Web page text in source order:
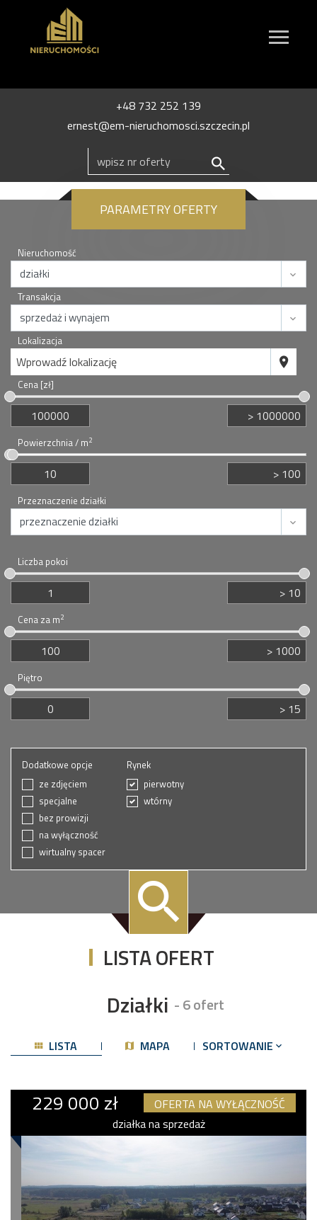
+48 732 252 139
ernest@em-nieruchomosci.szczecin.pl
PARAMETRY OFERTY
Nieruchomość
Transakcja
Lokalizacja
Wprowadź lokalizację
Cena [zł]
Powierzchnia / m2
Przeznaczenie działki
Liczba pokoi
Cena za m2
Piętro
Dodatkowe opcje
ze zdjęciem
specjalne
bez prowizji
na wyłączność
wirtualny spacer
Rynek
pierwotny
wtórny
LISTA OFERT
Działki - 6 ofert
LISTA MAPA SORTOWANIE
229 000 zł
OFERTA NA WYŁĄCZNOŚĆ
działka na sprzedaż